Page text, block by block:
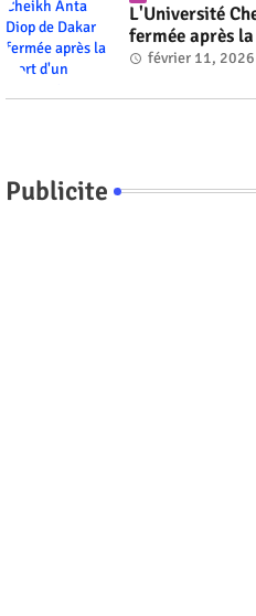
L'Université
fermée après
#RwOT
février 11, 2026
Publicite